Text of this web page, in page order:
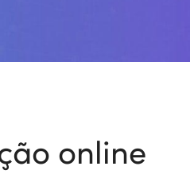
online